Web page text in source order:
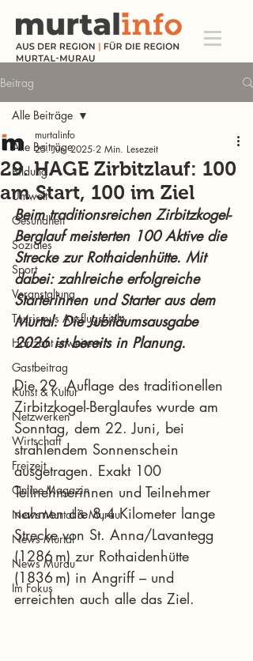
Beitrag
Alle Beiträge
Bildung
Umwelt
Gesundheit
Soziales
Sport
Veranstaltung
Tourismus Ausflugsziele
Horizont erweitern
Gastbeitrag
Kunst & Kultur
Netzwerken
Wirtschaft
Freizeit
Online-Magazin
News Murtal & Murau
News Murtal
News Murau
Im Fokus
Alle Beiträge
29. HAGE Zirbitzlauf: 100
am Start, 100 im Ziel
murtalinfo
25. Juni 2025 2 Min. Lesezeit
Beim traditionsreichen Zirbitzkogel-
Berglauf meisterten 100 Aktive die
Strecke zur Rothaidenhütte. Mit
dabei: zahlreiche erfolgreiche
Starterinnen und Starter aus dem
Murtal. Die Jubiläumsausgabe
2026 ist bereits in Planung.
Die 29. Auflage des traditionellen
Zirbitzkogel-Berglaufes wurde am
Sonntag, dem 22. Juni, bei
strahlendem Sonnenschein
ausgetragen. Exakt 100
Teilnehmerinnen und Teilnehmer
nahmen die 8,4 Kilometer lange
Strecke von St. Anna/Lavantegg
(1286 m) zur Rothaidenhütte
(1836 m) in Angriff – und
erreichten auch alle das Ziel.